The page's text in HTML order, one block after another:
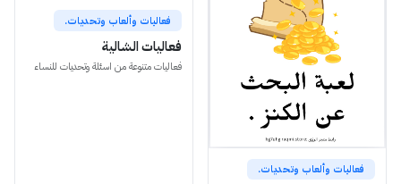
فعاليات وألعاب وتحديات.
فعاليات وألعاب وتحديات.
فعاليات الشالية
فعاليات متنوعة من اسئلة وتحديات للنساء